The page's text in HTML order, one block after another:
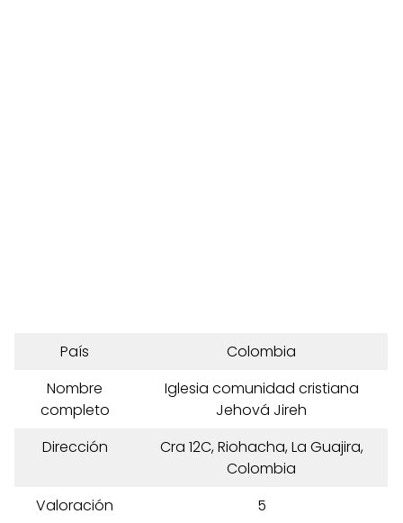
País
Colombia
Nombre
completo
Iglesia comunidad cristiana
Jehová Jireh
Dirección
Cra 12C, Riohacha, La Guajira,
Colombia
Valoración
5